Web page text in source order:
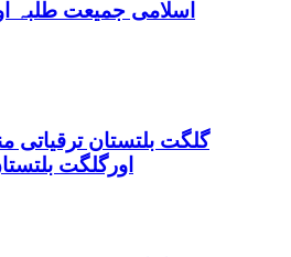
اسلامی جمیعت طلبہ
اورگلگت